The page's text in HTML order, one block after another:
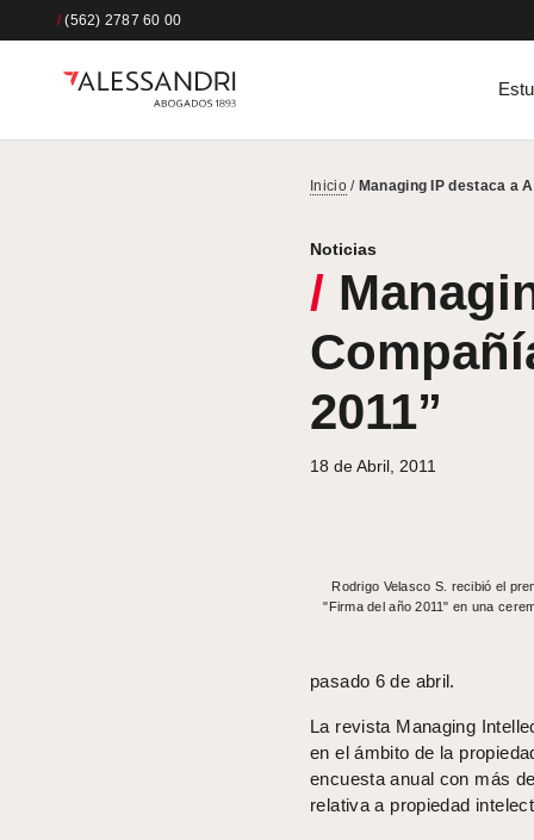
/(562) 2787 60 00
Inicio/ Managing IP destaca a
Noticias
/
2011”
18 de Abril, 2011
Rodrigo Velasco S. recibió el
"Firma del año 2011" en una
pasado 6 de abril.
La revista Managing
en el ámbito de la
encuesta anual con más
relativa a propiedad